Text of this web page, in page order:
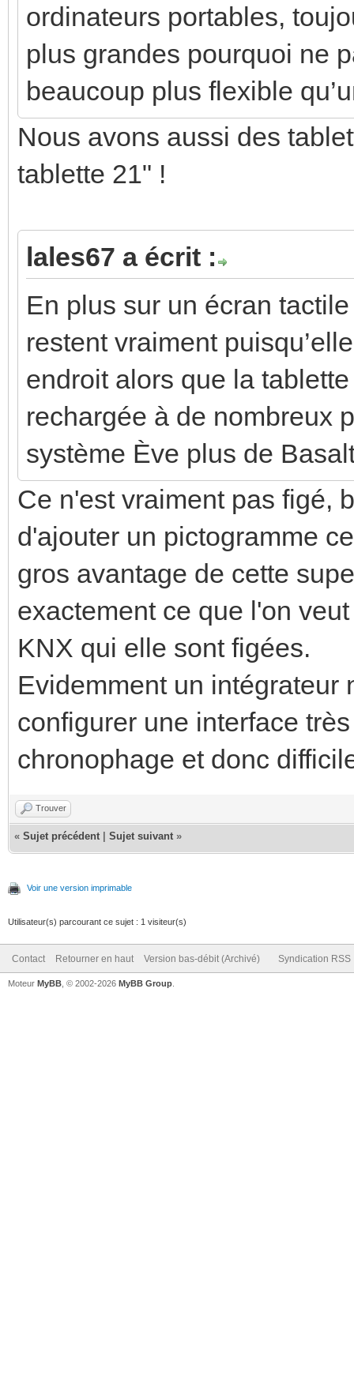
ordinateurs portables,
plus grandes pourquoi ne
beaucoup plus flexible
Nous avons aussi des
tablette 21" !
lales67 a écrit :
En plus sur un écran
restent vraiment
endroit alors que la
rechargée à de nombreux
système Ève plus de
Ce n'est vraiment pas figé,
d'ajouter un pictogramme
gros avantage de cette
exactement ce que l'on
KNX qui elle sont figées.
Evidemment un intégrateur
configurer une interface
chronophage et donc
Trouver
« Sujet précédent Sujet suivant »
Voir une version imprimable
Utilisateur(s) parcourant ce sujet : 1 visiteur(s)
Contact Retourner en haut Version bas-débit (Archivé) Syndication RSS
Moteur MyBB , © 2002-2026 MyBB Group